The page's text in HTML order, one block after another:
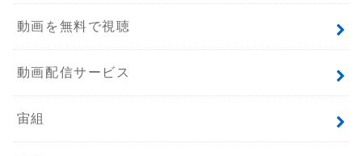
動画を無料で視聴
動画配信サービス
宙組